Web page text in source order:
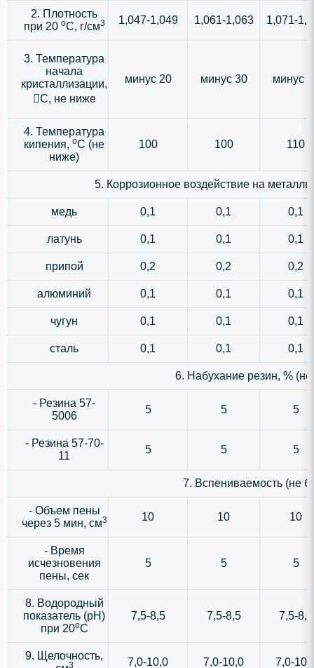
2. Плотность
при 20 oC, г/см3 1,047-1,049 1,061-1,063 1,071-
3. Температура
начала
кристаллизации,
С, не ниже
минус 20 минус 30 минус
4. Температура
кипения, oC (не
ниже)
100 100 110
5. Коррозионное воздействие на
медь 0,1 0,1 0,1
латунь 0,1 0,1 0,1
припой 0,2 0,2 0,2
алюминий 0,1 0,1 0,1
чугун 0,1 0,1 0,1
сталь 0,1 0,1 0,1
6. Набухание резин, %
- Резина 57-
5006
5 5 5
- Резина 57-70-
11
5 5 5
7. Вспениваемость (не
- Объем пены
через 5 мин, см3 10 10 10
- Время
исчезновения
пены, сек
5 5 5
8. Водородный
показатель (рН)
при 20oC
7,5-8,5 7,5-8,5 7,5-8,5
9. Щелочность,
3 7,0-10,0 7,0-10,0 7,0-